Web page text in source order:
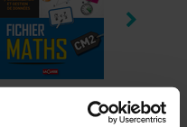
Les Maths :